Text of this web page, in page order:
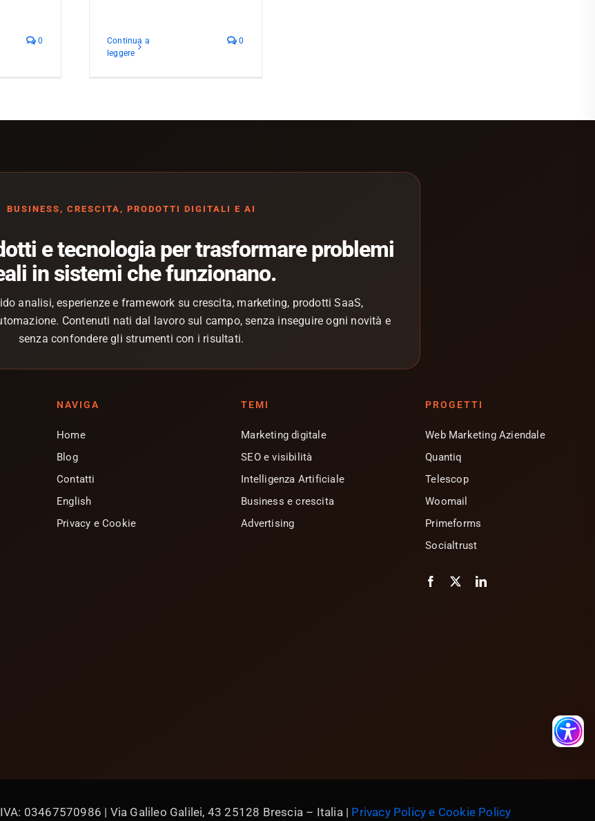
0
Continua a
leggere
0
BUSINESS, CRESCITA, PRODOTTI DIGITALI E AI
e tecnologia per trasformare problemi
in sistemi che funzionano.
analisi, esperienze e framework su crescita, marketing, prodotti SaaS,
Contenuti nati dal lavoro sul campo, senza inseguire ogni novità e
senza confondere gli strumenti con i risultati.
NAVIGA
Home
Blog
Contatti
English
Privacy e Cookie
TEMI
Marketing digitale
SEO e visibilità
Intelligenza Artificiale
Business e crescita
Advertising
PROGETTI
Web Marketing Aziendale
Quantiq
Telescop
Woomail
Primeforms
Socialtrust
03467570986 | Via Galileo Galilei, 43 25128 Brescia – Italia | Privacy Policy e Cookie Policy